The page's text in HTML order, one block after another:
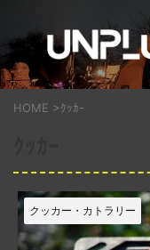
HOME >ｸｯｶｰ
クッカー・カトラリー